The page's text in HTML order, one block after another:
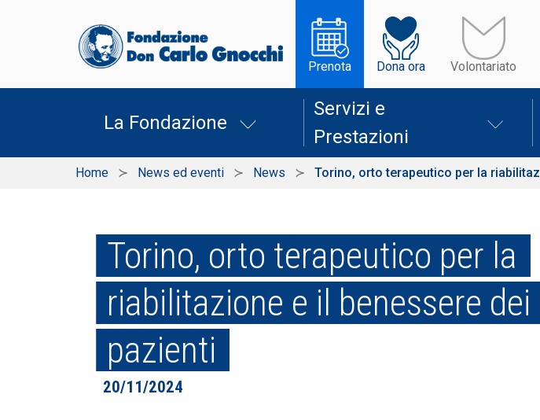
Prenota Dona ora Volontariato
La Fondazione
Servizi e
Prestazioni
Home News ed eventi News Torino, orto terapeutico per la
Torino, orto terapeutico per la
riabilitazione e il benessere dei
pazienti
20/11/2024